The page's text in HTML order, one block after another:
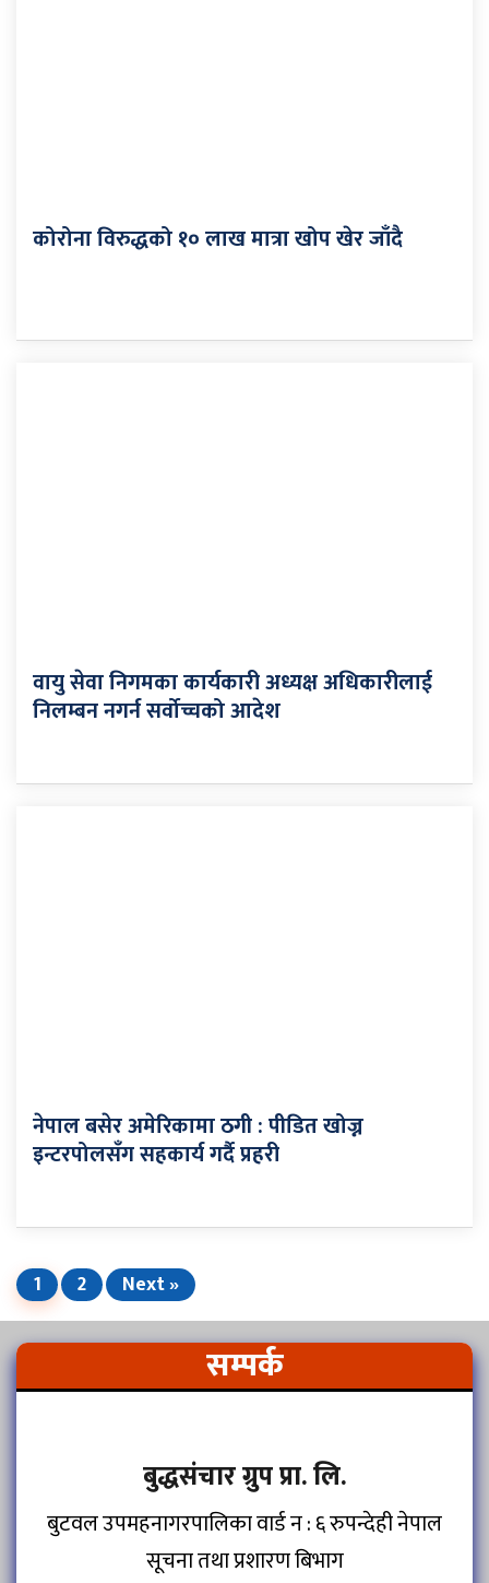
कोरोना विरुद्धको १० लाख मात्रा खोप खेर जाँदै
वायु सेवा निगमका कार्यकारी अध्यक्ष अधिकारीलाई
निलम्बन नगर्न सर्वोच्चको आदेश
नेपाल बसेर अमेरिकामा ठगी : पीडित खोज्न
इन्टरपोलसँग सहकार्य गर्दै प्रहरी
1 2 Next »
सम्पर्क
बुद्धसंचार ग्रुप प्रा. लि.
बुटवल उपमहनागरपालिका वार्ड न : ६ रुपन्देही नेपाल
सूचना तथा प्रशारण बिभाग